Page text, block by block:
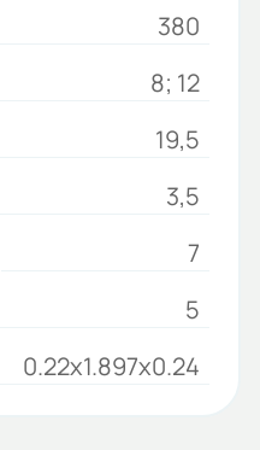
380
8; 12
19,5
3,5
7
5
0.22x1.897x0.24